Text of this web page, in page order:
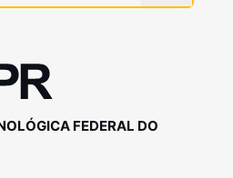
FEDERAL DO